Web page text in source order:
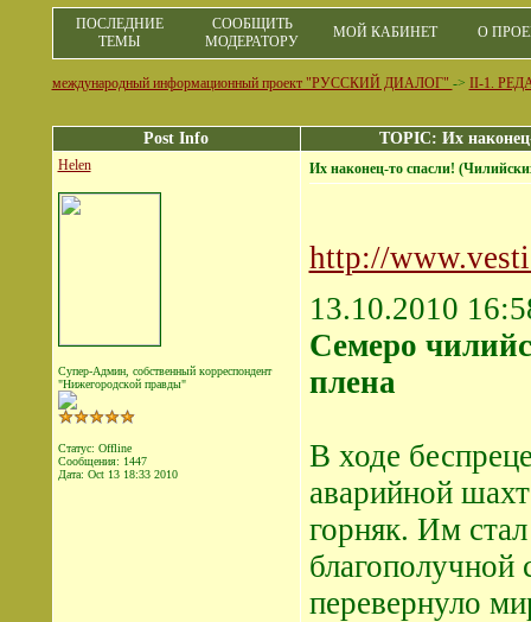
ПОСЛЕДНИЕ
ТЕМЫ
СООБЩИТЬ
МОДЕРАТОРУ
МОЙ КАБИНЕТ О
международный информационный проект "РУССКИЙ ДИАЛОГ" -> II-1.
Post Info TOPIC: Их
Helen
Супер-Админ, собственный корреспондент
"Нижегородской правды"
Статус: Offline
Сообщения: 1447
Дата: Oct 13 18:33 2010
Их наконец-то спасли!
http://
13.10.2010
Семеро
плена
В ходе
аварийной
горняк. Им
благополучной
перевернуло